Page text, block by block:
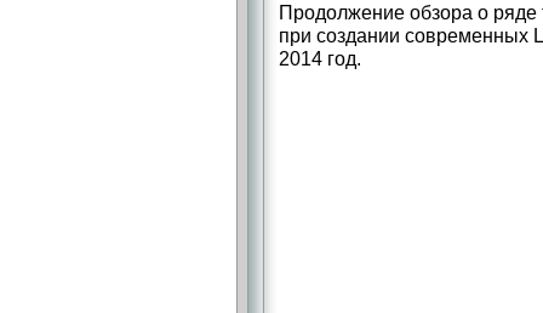
Продолжение обзора о ряде
при создании современных
2014 год.